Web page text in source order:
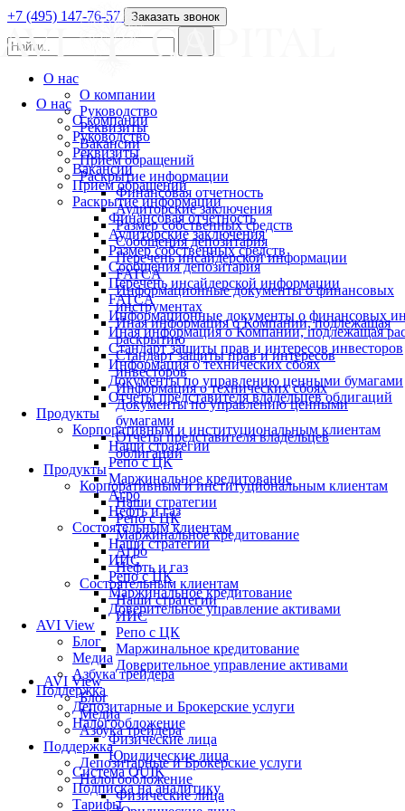
О нас
О компании
Руководство
Реквизиты
Вакансии
Прием обращений
Раскрытие информации
Финансовая отчетность
Аудиторские заключения
Размер собственных средств
Сообщения депозитария
Перечень инсайдерской информации
FATCA
Информационные документы о финансовых
Иная информация о Компании, подлежащая
Стандарт защиты прав и интересов инвесторов
Информация о технических сбоях
Документы по управлению ценными бумагами
Отчеты представителя владельцев облигаций
Продукты
Корпоративным и институциональным клиентам
Наши стратегии
Репо с ЦК
Маржинальное кредитование
Агро
Нефть и газ
Состоятельным клиентам
Наши стратегии
ИИС
Репо с ЦК
Маржинальное кредитование
Доверительное управление активами
AVI View
Блог
Медиа
Азбука трейдера
Поддержка
Депозитарные и Брокерские услуги
Налогообложение
Физические лица
Юридические лица
Система QUIK
Подписка на аналитику
Тарифы
+7 (495) 147-76-57 Заказать звонок
О нас
О компании
Руководство
Реквизиты
Вакансии
Прием обращений
Раскрытие информации
Финансовая отчетность
Аудиторские заключения
Размер собственных средств
Сообщения депозитария
Перечень инсайдерской информации
FATCA
Информационные документы о финансовых
инструментах
Иная информация о Компании, подлежащая
раскрытию
Стандарт защиты прав и интересов
инвесторов
Информация о технических сбоях
Документы по управлению ценными
бумагами
Отчеты представителя владельцев
облигаций
Продукты
Корпоративным и институциональным клиентам
Наши стратегии
Репо с ЦК
Маржинальное кредитование
Агро
Нефть и газ
Состоятельным клиентам
Наши стратегии
ИИС
Репо с ЦК
Маржинальное кредитование
Доверительное управление активами
AVI View
Блог
Медиа
Азбука трейдера
Поддержка
Депозитарные и Брокерские услуги
Налогообложение
Физические лица